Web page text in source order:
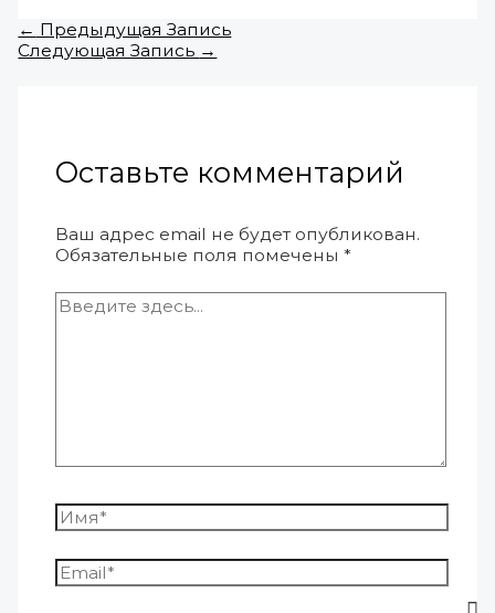
← Предыдущая Запись
Следующая Запись →
Оставьте комментарий
Ваш адрес email не будет опубликован.
Обязательные поля помечены *